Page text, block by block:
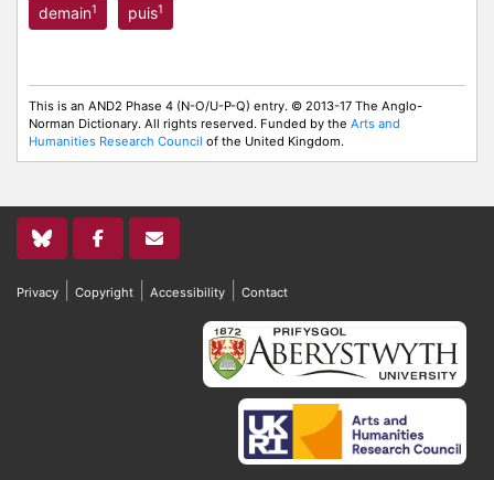
demain1 puis1
This is an AND2 Phase 4 (N-O/U-P-Q) entry. © 2013-17 The Anglo-
Norman Dictionary. All rights reserved. Funded by the Arts and
Humanities Research Council of the United Kingdom.
Privacy Copyright Accessibility Contact